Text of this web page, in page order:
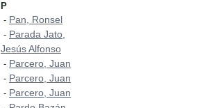
P
- Pan, Ronsel
- Parada Jato,
Jesús Alfonso
- Parcero, Juan
- Parcero, Juan
- Parcero, Juan